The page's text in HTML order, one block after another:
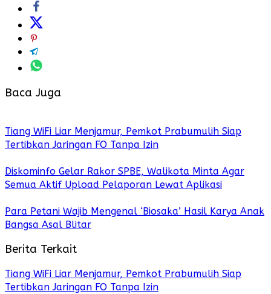
Baca Juga
Tiang WiFi Liar Menjamur, Pemkot Prabumulih Siap
Tertibkan Jaringan FO Tanpa Izin
Diskominfo Gelar Rakor SPBE, Walikota Minta Agar
Semua Aktif Upload Pelaporan Lewat Aplikasi
Para Petani Wajib Mengenal ‘Biosaka’ Hasil Karya Anak
Bangsa Asal Blitar
Berita Terkait
Tiang WiFi Liar Menjamur, Pemkot Prabumulih Siap
Tertibkan Jaringan FO Tanpa Izin